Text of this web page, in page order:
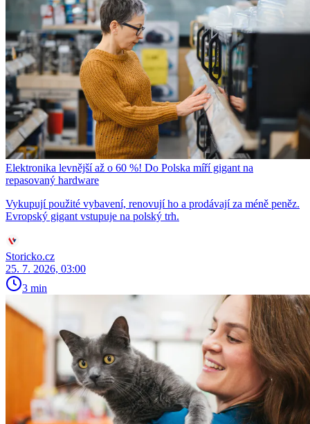
Elektronika levnější až o 60 %! Do Polska míří gigant na
repasovaný hardware
Vykupují použité vybavení, renovují ho a prodávají za méně peněz.
Evropský gigant vstupuje na polský trh.
Storicko.cz
25. 7. 2026, 03:00
3 min